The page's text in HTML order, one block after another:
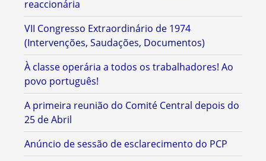
reaccionária
VII Congresso Extraordinário de 1974
(Intervenções, Saudações, Documentos)
À classe operária a todos os trabalhadores! Ao
povo português!
A primeira reunião do Comité Central depois do
25 de Abril
Anúncio de sessão de esclarecimento do PCP